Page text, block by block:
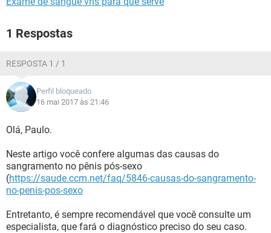
1 Respostas
RESPOSTA 1 / 1
Perfil bloqueado
16 mai 2017 às 21:46
Olá, Paulo.
Neste artigo você confere algumas das causas do
sangramento no pênis pós-sexo
(https://saude.ccm.net/faq/5846-causas-do-sangramento-
no-penis-pos-sexo
Entretanto, é sempre recomendável que você consulte um
especialista, que fará o diagnóstico preciso do seu caso.